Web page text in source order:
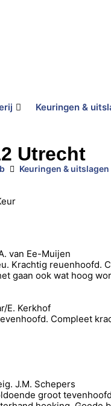
Keuringen &
Utrecht
Keuringen & uitslagen
van Ee-Muijen
Krachtig reuenhoofd.
gaan ook wat hoog
E. Kerkhof
Compleet
J.M. Schepers
groot